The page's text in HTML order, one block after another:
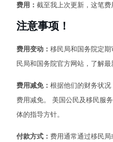
费用： 截至我上次更新，这笔费
注意事项！
费用变动： 移民局和国务院定
民局和国务院官方网站，了解最
费用减免： 根据他们的财务状
费用减免。 美国公民及移民服
体的指导方针。
付款方式： 费用通常通过移民局